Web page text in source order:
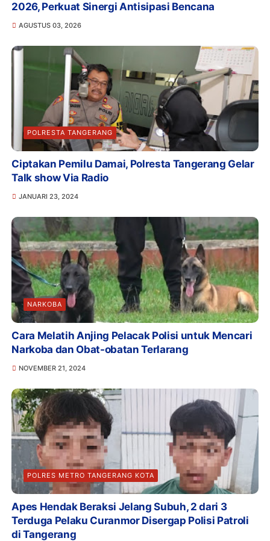
2026, Perkuat Sinergi Antisipasi Bencana
AGUSTUS 03, 2026
POLRESTA TANGERANG
Ciptakan Pemilu Damai, Polresta Tangerang Gelar
Talk show Via Radio
JANUARI 23, 2024
NARKOBA
Cara Melatih Anjing Pelacak Polisi untuk Mencari
Narkoba dan Obat-obatan Terlarang
NOVEMBER 21, 2024
POLRES METRO TANGERANG KOTA
Apes Hendak Beraksi Jelang Subuh, 2 dari 3
Terduga Pelaku Curanmor Disergap Polisi Patroli
di Tangerang